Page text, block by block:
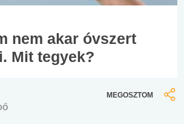
nem akar óvszert
Mit tegyek?
MEGOSZTOM